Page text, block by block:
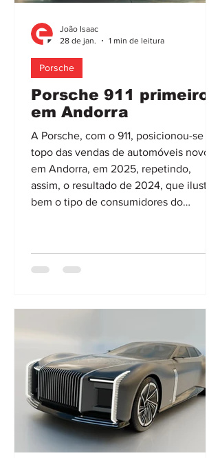
Porsche 911 primeiro
em Andorra
A Porsche, com o 911, posicionou-se no
topo das vendas de automóveis novos
em Andorra, em 2025, repetindo,
assim, o resultado de 2024, que ilustra
bem o tipo de consumidores do
nos 12 meses do ano passado, entregou
86 unidades do desportivo, mais três do
números da
Porsche
João Isaac
28 de jan.
1 min de leitura